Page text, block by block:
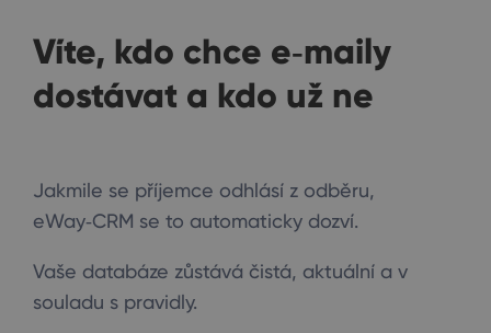
Víte, kdo chce e‑maily
dostávat a kdo už ne
Jakmile se příjemce odhlásí z odběru,
eWay‑CRM se to automaticky dozví.
Vaše databáze zůstává čistá, aktuální a v
souladu s pravidly.